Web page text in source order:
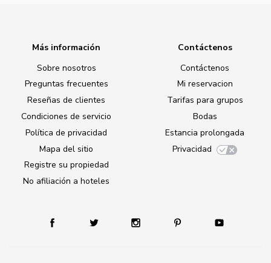
Más información
Sobre nosotros
Preguntas frecuentes
Reseñas de clientes
Condiciones de servicio
Política de privacidad
Mapa del sitio
Registre su propiedad
No afiliación a hoteles
Contáctenos
Contáctenos
Mi reservacion
Tarifas para grupos
Bodas
Estancia prolongada
Privacidad